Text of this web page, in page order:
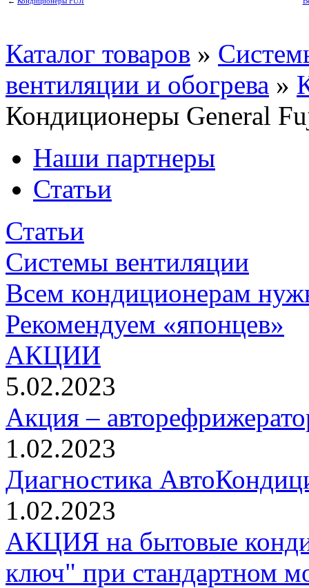
Каталог товаров »
вентиляции и обогрева »
Кондиционеры General
Наши партнеры
Статьи
Статьи
Системы вентиляции
Всем кондиционерам
Рекомендуем «японцев»
АКЦИИ
5.02.2023
Акция –
1.02.2023
Диагностика
1.02.2023
АКЦИЯ на бытовые
ключ" при стандартном